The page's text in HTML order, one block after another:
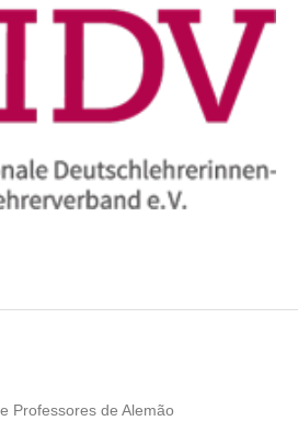
Professores de Alemão